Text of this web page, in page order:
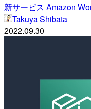
新サービス Amazon
Takuya Shibata
2022.09.30